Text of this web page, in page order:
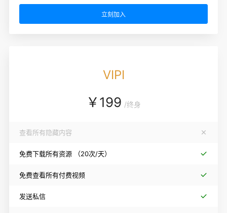
立刻加入
VIPI
￥199 /终身
查看所有隐藏内容
免费下载所有资源 （20次/天）
免费查看所有付费视频
发送私信